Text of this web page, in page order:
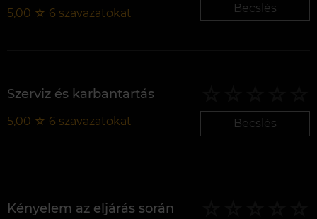
5,00 ☆ 6 szavazatokat Becslés
Szerviz és karbantartás
5,00 ☆ 6 szavazatokat Becslés
Kényelem az eljárás során